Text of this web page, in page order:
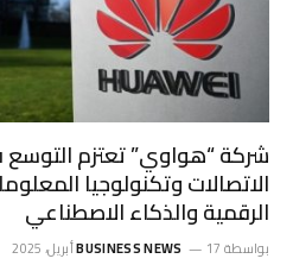
شركة “هواوي” تعتزم التوسع
الاتصالات وتكنولوجيا
الرقمية والذكاء الاصطناعي
بواسطة BUSINESS NEWS 17 أبريل، 2025